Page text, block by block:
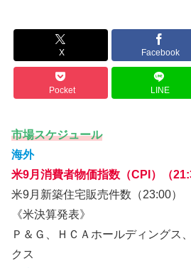
X Facebook
Pocket LINE
市場スケジュール
海外
米9月消費者物価指数（CPI）（
米9月新築住宅販売件数（23:00）
《米決算発表》
Ｐ＆Ｇ、ＨＣＡホールディングス
クス